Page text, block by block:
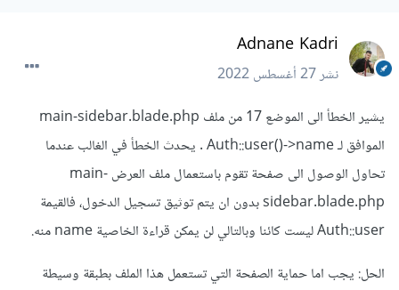
Adnane Kadri
نشر27 أغسطس 2022
يشير الخطأ الى الموضع 17 من ملف main-sidebar.blade.php
الموافق لـ Auth::user()->name . يحدث الخطأ في الغالب عندما
تحاول الوصول الى صفحة تقوم باستعمال ملف العرض main-
sidebar.blade.php بدون ان يتم توثيق تسجيل الدخول، فالقيمة
Auth::user ليست كائنا وبالتالي لن يمكن قراءة الخاصية name منه.
الحل: يجب اما حماية الصفحة التي تستعمل هذا الملف بطبقة وسيطة